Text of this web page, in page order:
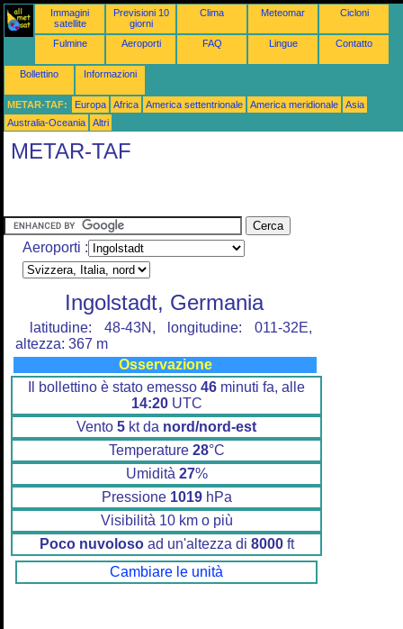
Immagini
satellite
Previsioni 10
giorni
Clima Meteomar Cicloni
Fulmine Aeroporti FAQ Lingue Contatto
Bollettino Informazioni
METAR-TAF: Europa Africa America settentrionale America meridionale
Asia
Australia-Oceania
Altri
METAR-TAF
Aeroporti :
Ingolstadt, Germania
latitudine: 48-43N, longitudine: 011-32E,
altezza: 367 m
Osservazione
Il bollettino è stato emesso 46 minuti fa, alle
14:20UTC
Vento 5 kt da nord/nord-est
Temperature 28°C
Umidità 27%
Pressione 1019hPa
Visibilità 10 km o più
Poco nuvolosoad un'altezza di 8000ft
Cambiare le unità